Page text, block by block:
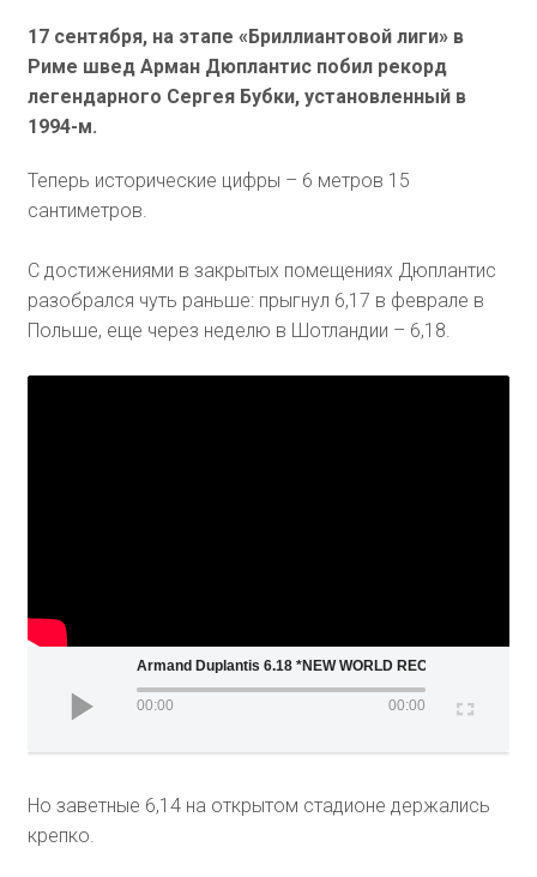
17 сентября, на этапе «Бриллиантовой лиги» в
Риме швед Арман Дюплантис побил рекорд
легендарного Сергея Бубки, установленный в
1994-м.
Теперь исторические цифры – 6 метров 15
сантиметров.
С достижениями в закрытых помещениях Дюплантис
разобрался чуть раньше: прыгнул 6,17 в феврале в
Польше, еще через неделю в Шотландии – 6,18.
Armand Duplantis 6.18 *NEW WORLD RECORD*
00:00 00:00
Но заветные 6,14 на открытом стадионе держались
крепко.